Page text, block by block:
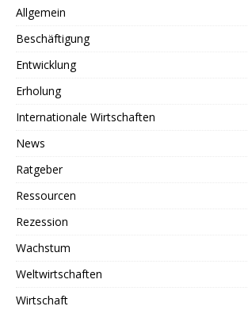
Allgemein
Beschäftigung
Entwicklung
Erholung
Internationale Wirtschaften
News
Ratgeber
Ressourcen
Rezession
Wachstum
Weltwirtschaften
Wirtschaft